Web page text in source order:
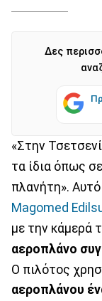
Δες
«Στην
τα ίδια όπως
πλανήτη».
Magomed
με την κάμερά
αεροπλάνο
Ο πιλότος
αεροπλάνου